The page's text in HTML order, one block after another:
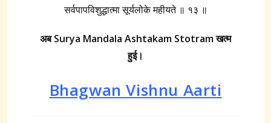
सर्वपापविशुद्धात्मा सूर्यलोके महीयते ॥ १३ ॥
अब Surya Mandala Ashtakam Stotramखत्म
हुई।
Bhagwan Vishnu Aarti